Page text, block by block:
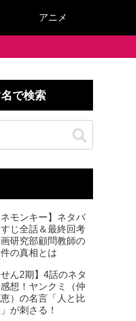
アニメ
で検索
ネモンキー】ネタバ
じ全話＆最終回考
研究部顧問教師の
の真相とは
せん2期】4話のネタ
想！ヤンクミ（仲
）の名言「人と比
が刺さる！